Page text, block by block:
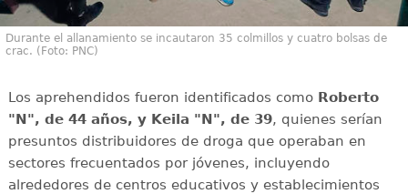
Durante el allanamiento se incautaron 35 colmillos y cuatro bolsas de
crac. (Foto: PNC)
Los aprehendidos fueron identificados como Roberto
"N", de 44 años, y Keila "N", de 39, quienes serían
presuntos distribuidores de droga que operaban en
sectores frecuentados por jóvenes, incluyendo
alrededores de centros educativos y establecimientos